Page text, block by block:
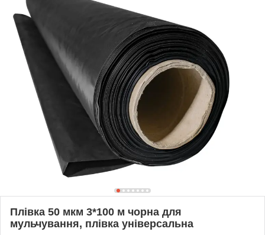
Плівка 50 мкм 3*100 м чорна для
мульчування, плівка універсальна